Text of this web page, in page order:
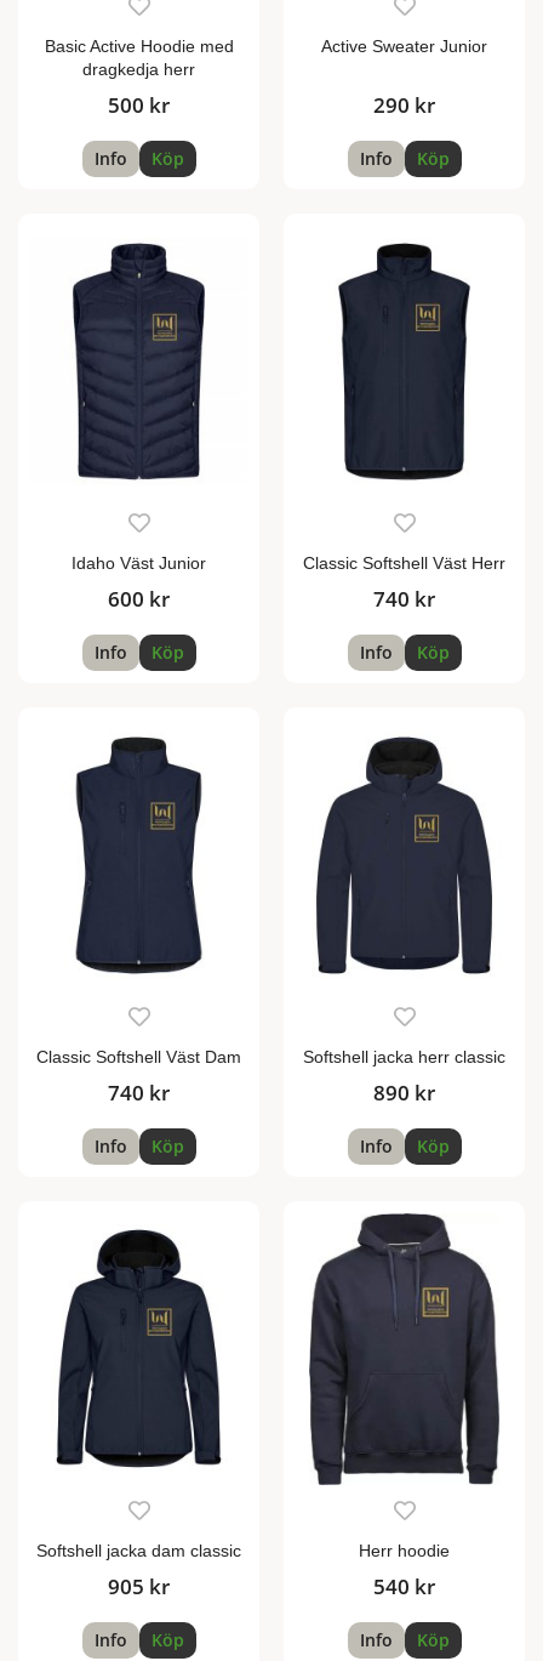
Basic Active Hoodie med
dragkedja herr
500 kr
Info Köp
Active Sweater Junior
290 kr
Info Köp
Idaho Väst Junior
600 kr
Info Köp
Classic Softshell Väst Herr
740 kr
Info Köp
Classic Softshell Väst Dam
740 kr
Info Köp
Softshell jacka herr classic
890 kr
Info Köp
Softshell jacka dam classic
905 kr
Info Köp
Herr hoodie
540 kr
Info Köp